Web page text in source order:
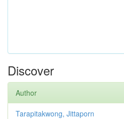
Discover
Author
Tarapitakwong, Jittaporn